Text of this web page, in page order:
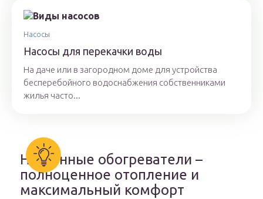
Насосы
Насосы для перекачки воды
На даче или в загородном доме для устройства
бесперебойного водоснабжения собственниками
жилья часто...
Настенные обогреватели –
полноценное отопление и
максимальный комфорт